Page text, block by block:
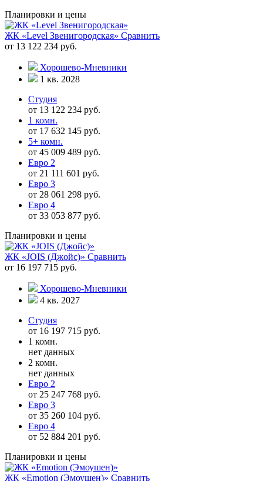
Планировки и цены
ЖК «Level Звенигородская» Сравнить
от 13 122 234 руб.
Хорошево-Мневники
1 кв. 2028
Студия
от 13 122 234 руб.
1 комн.
от 17 632 145 руб.
5+ комн.
от 45 009 489 руб.
Евро 2
от 21 111 601 руб.
Евро 3
от 28 061 298 руб.
Евро 4
от 33 053 877 руб.
Планировки и цены
ЖК «JOIS (Джойс)» Сравнить
от 16 197 715 руб.
Хорошево-Мневники
4 кв. 2027
Студия
от 16 197 715 руб.
1 комн.
нет данных
2 комн.
нет данных
Евро 2
от 25 247 768 руб.
Евро 3
от 35 260 104 руб.
Евро 4
от 52 884 201 руб.
Планировки и цены
ЖК «Emotion (Эмоушен)» Сравнить